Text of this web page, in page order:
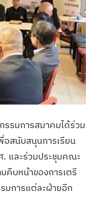
รมการสมาคมได้ร่วม
สนับสนุนการเรียน
และร่วมประชุมคณะ
คืบหน้าของการเตรี
มการแต่ละฝ่ายอีก